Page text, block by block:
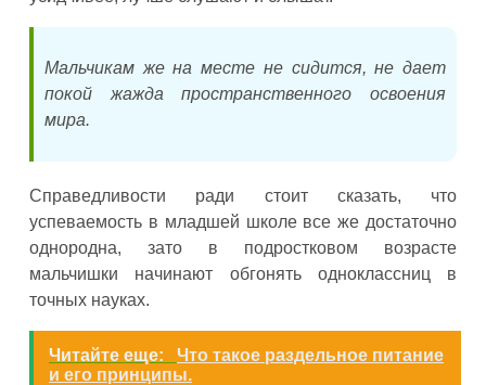
Мальчикам же на месте не сидится, не дает
покой жажда пространственного освоения
мира.
Справедливости ради стоит сказать, что
успеваемость в младшей школе все же достаточно
однородна, зато в подростковом возрасте
мальчишки начинают обгонять одноклассниц в
точных науках.
Читайте еще:
Что такое раздельное питание
и его принципы.